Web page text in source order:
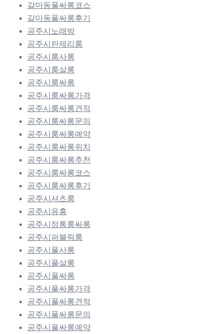
갈마동풀싸롱코스
갈마동풀싸롱후기
공주시노래방
공주시란제리룸
공주시룸사롱
공주시룸살롱
공주시룸싸롱
공주시룸싸롱가격
공주시룸싸롱견적
공주시룸싸롱문의
공주시룸싸롱예약
공주시룸싸롱위치
공주시룸싸롱추천
공주시룸싸롱코스
공주시룸싸롱후기
공주시셔츠룸
공주시유흥
공주시정통룸싸롱
공주시퍼블릭룸
공주시풀사롱
공주시풀살롱
공주시풀싸롱
공주시풀싸롱가격
공주시풀싸롱견적
공주시풀싸롱문의
공주시풀싸롱예약